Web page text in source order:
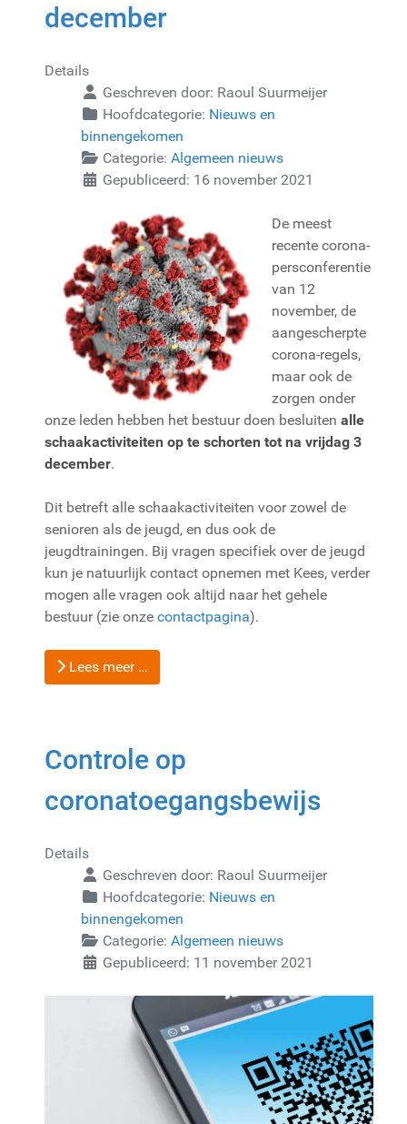
december
Details
Geschreven door: Raoul Suurmeijer
Hoofdcategorie: Nieuws en
binnengekomen
Categorie: Algemeen nieuws
Gepubliceerd: 16 november 2021
De meest
recente corona-
persconferentie
van 12
november, de
aangescherpte
corona-regels,
maar ook de
zorgen onder
onze leden hebben het bestuur doen besluiten alle
schaakactiviteiten op te schorten tot na vrijdag 3
december.
Dit betreft alle schaakactiviteiten voor zowel de
senioren als de jeugd, en dus ook de
jeugdtrainingen. Bij vragen specifiek over de jeugd
kun je natuurlijk contact opnemen met Kees, verder
mogen alle vragen ook altijd naar het gehele
bestuur (zie onze contactpagina).
Lees meer …
Controle op
coronatoegangsbewijs
Details
Geschreven door: Raoul Suurmeijer
Hoofdcategorie: Nieuws en
binnengekomen
Categorie: Algemeen nieuws
Gepubliceerd: 11 november 2021